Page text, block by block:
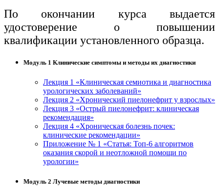
По окончании курса выдается
удостоверение о повышении
квалификации установленного образца.
Модуль 1 Клинические симптомы и методы их диагностики
Лекция 1 «Клиническая семиотика и диагностика
урологических заболеваний»
Лекция 2 «Хронический пиелонефрит у взрослых»
Лекция 3 «Острый пиелонефрит: клиническая
рекомендация»
Лекция 4 «Хроническая болезнь почек:
клинические рекомендации»
Приложение № 1 «Статья: Топ-6 алгоритмов
оказания скорой и неотложной помощи по
урологии»
Модуль 2 Лучевые методы диагностики